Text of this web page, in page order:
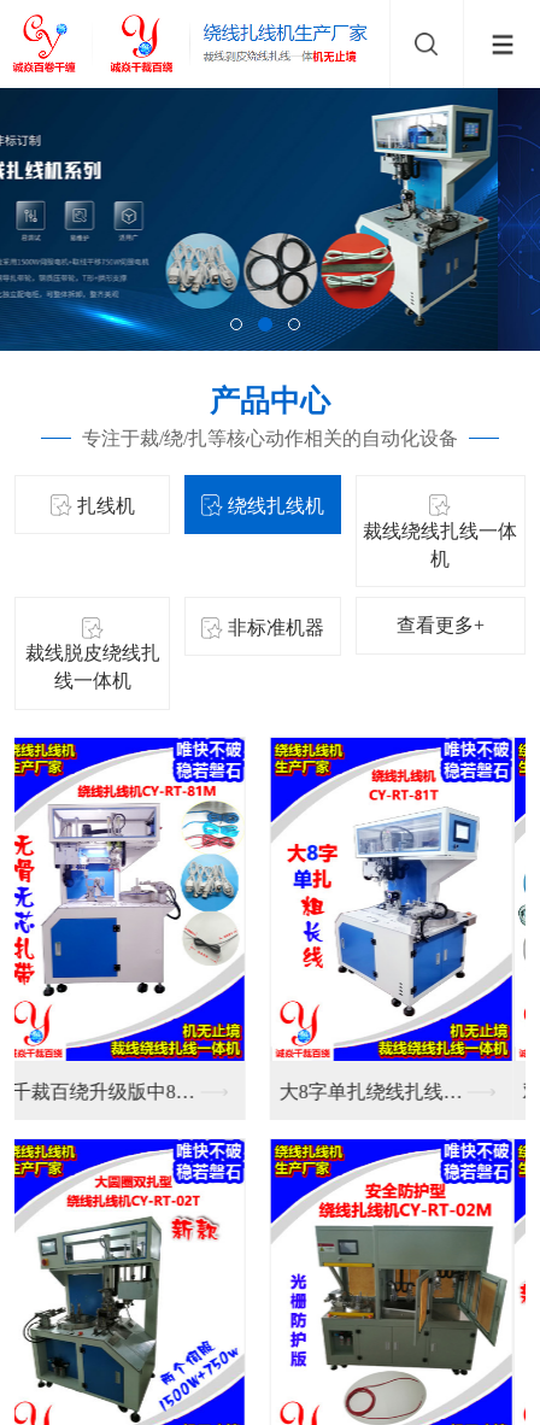
产品中心
专注于裁/绕/扎等核心动作相关的自动化设备
扎线机
绕线扎线机
裁线绕线扎线一体
机
裁线脱皮绕线扎
线一体机
非标准机器 查看更多+
双伺服新款全自动绕线... 大8字单扎绕线扎线机...